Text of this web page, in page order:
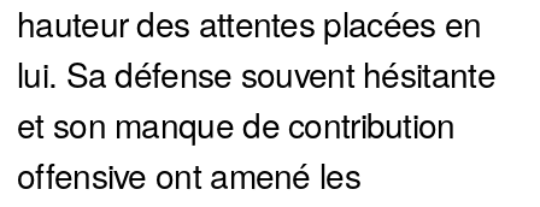
hauteur des attentes placées en
lui. Sa défense souvent hésitante
et son manque de contribution
offensive ont amené les